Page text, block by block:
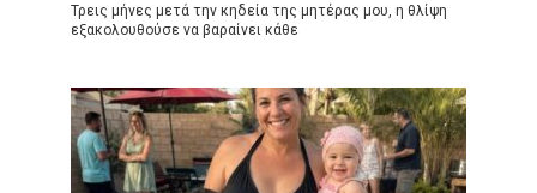
Τρεις μήνες μετά την κηδεία της μητέρας μου, η θλίψη
εξακολουθούσε να βαραίνει κάθε